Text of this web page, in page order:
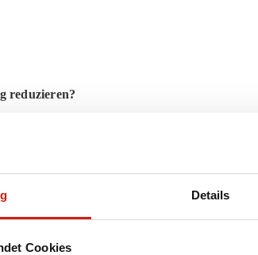
Details
Cookies
reduzieren?